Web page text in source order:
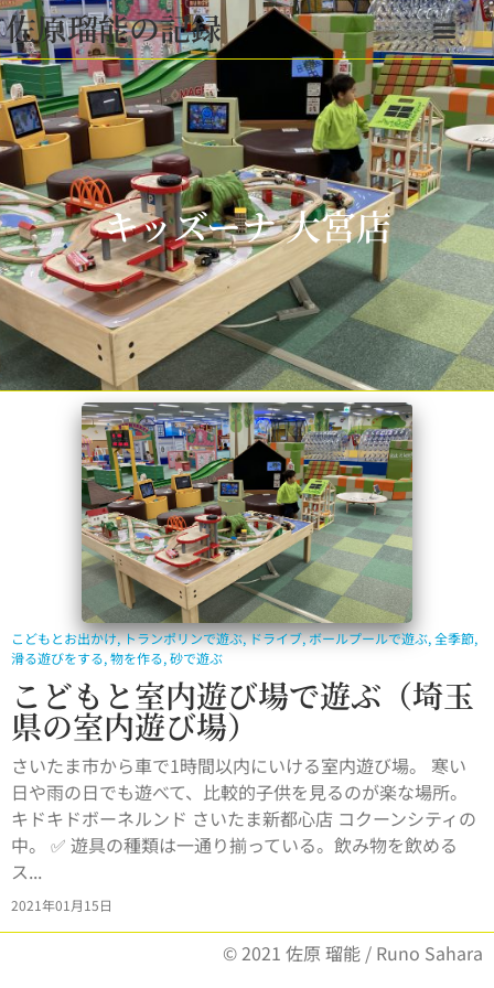
佐原瑠能の記録
キッズーナ 大宮店
こどもとお出かけ,トランポリンで遊ぶ,ドライブ,ボールプールで遊ぶ,全季節,
滑る遊びをする,物を作る,砂で遊ぶ
こどもと室内遊び場で遊ぶ（埼玉
県の室内遊び場）
さいたま市から車で1時間以内にいける室内遊び場。 寒い
日や雨の日でも遊べて、比較的子供を見るのが楽な場所。
キドキドボーネルンド さいたま新都心店 コクーンシティの
中。 ✅ 遊具の種類は一通り揃っている。飲み物を飲める
ス...
2021年01月15日
© 2021 佐原 瑠能 / Runo Sahara